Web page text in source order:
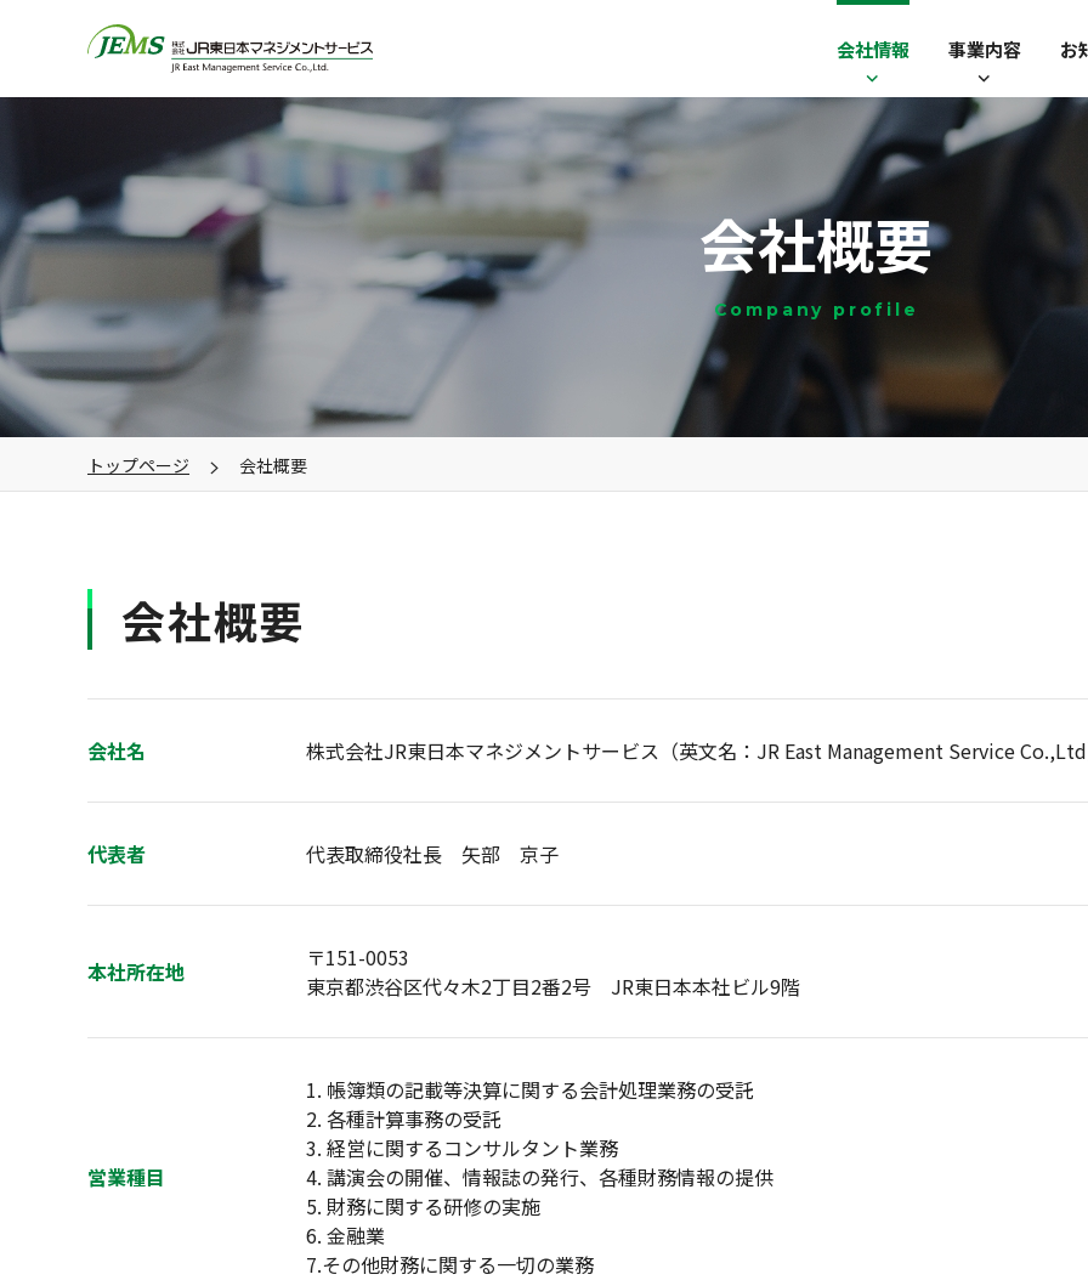
会社情報 事業内容 お
会社概要
Company profile
トップページ 会社概要
会社概要
会社名 株式会社JR東日本マネジメントサービス（英文名：JR East Management Service
代表者 代表取締役社長 矢部 京子
本社所在地
〒151-0053
東京都渋谷区代々木2丁目2番2号 JR東日本本社ビル9階
営業種目
1. 帳簿類の記載等決算に関する会計処理業務の受託
2. 各種計算事務の受託
3. 経営に関するコンサルタント業務
4. 講演会の開催、情報誌の発行、各種財務情報の提供
5. 財務に関する研修の実施
6. 金融業
7.その他財務に関する一切の業務